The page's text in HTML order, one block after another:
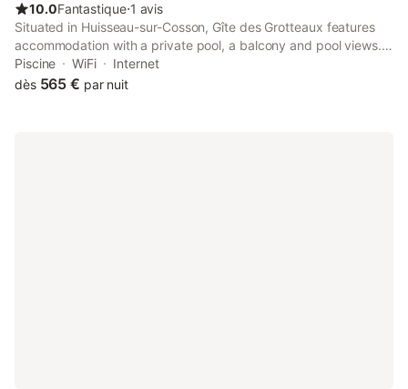
10.0Fantastique⋅1 avis
Situated in Huisseau-sur-Cosson, Gîte des Grotteaux features
accommodation with a private pool, a balcony and pool views.
This property offers access to a terrace, free private parking
and free WiFi. The property is non-smoking and is located 8.
Piscine WiFi
Internet
dès 565 € par nuit